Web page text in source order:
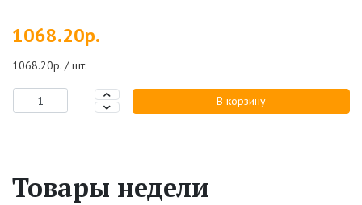
1068.20р.
1068.20р. / шт.
В корзину
Товары недели